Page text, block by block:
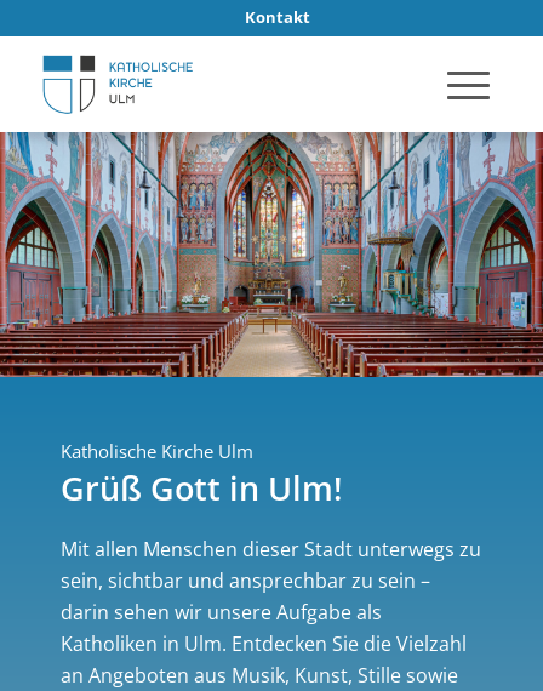
Kontakt
Katholische Kirche Ulm
Grüß Gott in Ulm!
Mit allen Menschen dieser Stadt unterwegs zu
sein, sichtbar und ansprechbar zu sein –
darin sehen wir unsere Aufgabe als
Katholiken in Ulm. Entdecken Sie die Vielzahl
an Angeboten aus Musik, Kunst, Stille sowie